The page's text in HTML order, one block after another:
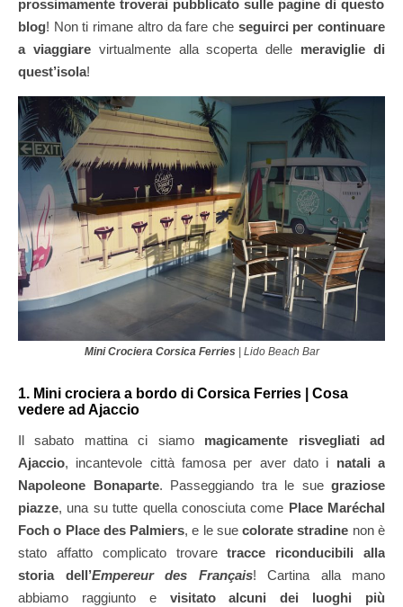
prossimamente troverai pubblicato sulle pagine di questo
blog! Non ti rimane altro da fare che seguirci per continuare
a viaggiarevirtualmente alla scoperta delle meraviglie di
quest’isola!
Mini Crociera Corsica Ferries | Lido Beach Bar
1. Mini crociera a bordo di Corsica Ferries | Cosa
vedere ad Ajaccio
Il sabato mattina ci siamo magicamente risvegliati ad
Ajaccio, incantevole città famosa per aver dato i natali a
Napoleone Bonaparte. Passeggiando tra le sue graziose
piazze, una su tutte quella conosciuta come Place Maréchal
Foch o Place des Palmiers, e le suecolorate stradine non è
stato affatto complicato trovaretracce riconducibili alla
storia dell’Empereur des Français! Cartina alla mano
abbiamo raggiunto e visitato alcuni dei luoghi più